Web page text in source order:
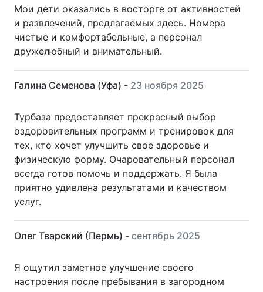
Мои дети оказались в восторге от активностей
и развлечений, предлагаемых здесь. Номера
чистые и комфортабельные, а персонал
дружелюбный и внимательный.
Галина Семенова (Уфа) - 23 ноября 2025
Турбаза предоставляет прекрасный выбор
оздоровительных программ и тренировок для
тех, кто хочет улучшить свое здоровье и
физическую форму. Очаровательный персонал
всегда готов помочь и поддержать. Я была
приятно удивлена результатами и качеством
услуг.
Олег Тварский (Пермь) - сентябрь 2025
Я ощутил заметное улучшение своего
настроения после пребывания в загородном